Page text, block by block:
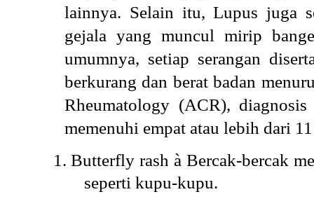
lainnya. Selain itu, Lupus juga
gejala yang muncul mirip
umumnya, setiap serangan
berkurang dan berat badan
Rheumatology (ACR),
memenuhi empat atau lebih dari
1. Butterfly rash à Bercak-bercak
seperti kupu-kupu.